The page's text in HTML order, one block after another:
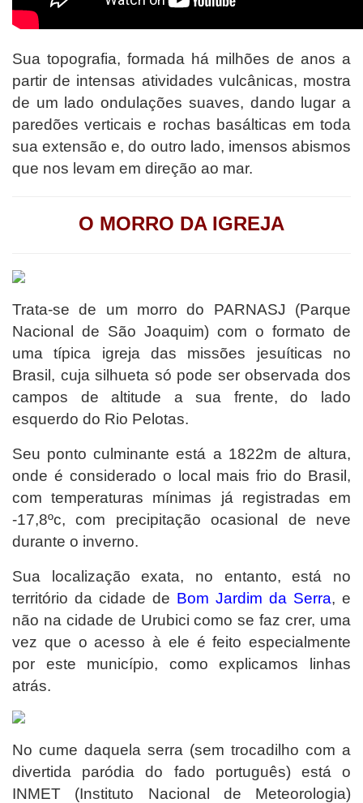
Sua topografia, formada há milhões de anos a
partir de intensas atividades vulcânicas, mostra
de um lado ondulações suaves, dando lugar a
paredões verticais e rochas basálticas em toda
sua extensão e, do outro lado, imensos abismos
que nos levam em direção ao mar.
O MORRO DA IGREJA
Trata-se de um morro do PARNASJ (Parque
Nacional de São Joaquim) com o formato de
uma típica igreja das missões jesuíticas no
Brasil, cuja silhueta só pode ser observada dos
campos de altitude a sua frente, do lado
esquerdo do Rio Pelotas.
Seu ponto culminante está a 1822m de altura,
onde é considerado o local mais frio do Brasil,
com temperaturas mínimas já registradas em
-17,8ºc, com precipitação ocasional de neve
durante o inverno.
Sua localização exata, no entanto, está no
território da cidade de Bom Jardim da Serra, e
não na cidade de Urubici como se faz crer, uma
vez que o acesso à ele é feito especialmente
por este município, como explicamos linhas
atrás.
No cume daquela serra (sem trocadilho com a
divertida paródia do fado português) está o
INMET (Instituto Nacional de Meteorologia)